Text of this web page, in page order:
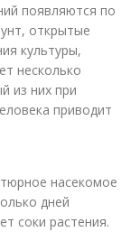
появляются по
открытые
культуры,
несколько
из них при
приводит
насекомое
дней
соки растения.